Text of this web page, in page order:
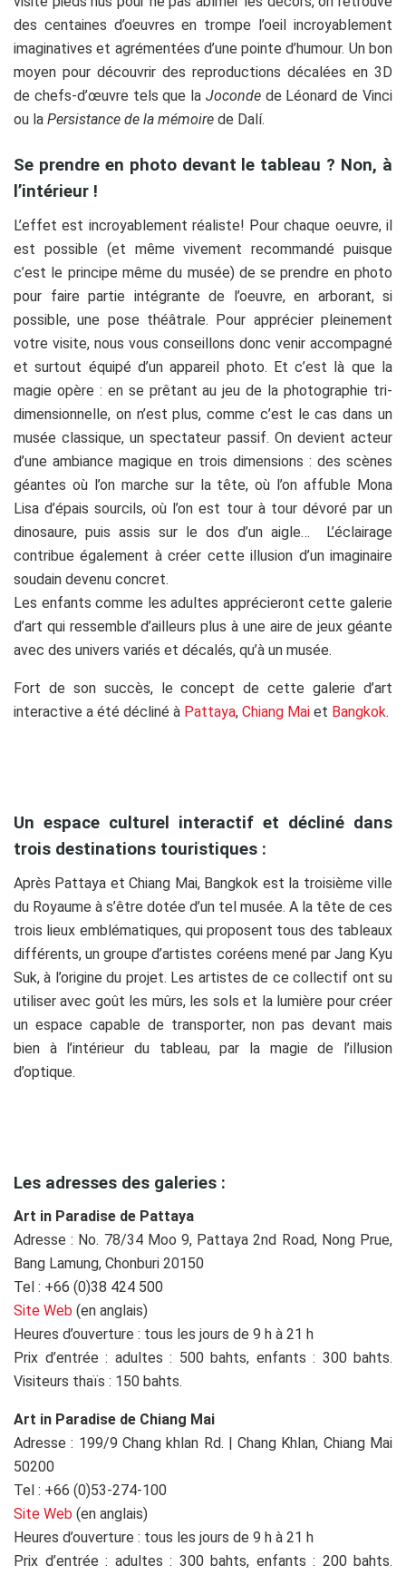
des centaines d’oeuvres en trompe l’oeil incroyablement
imaginatives et agrémentées d’une pointe d’humour. Un bon
moyen pour découvrir des reproductions décalées en 3D
de chefs-d’œuvre tels que la Joconde de Léonard de Vinci
ou la Persistance de la mémoire de Dalí.
Se prendre en photo devant le tableau ? Non, à
l’intérieur !
L’effet est incroyablement réaliste! Pour chaque oeuvre, il
est possible (et même vivement recommandé puisque
c’est le principe même du musée) de se prendre en photo
pour faire partie intégrante de l’oeuvre, en arborant, si
possible, une pose théâtrale. Pour apprécier pleinement
votre visite, nous vous conseillons donc venir accompagné
et surtout équipé d’un appareil photo. Et c’est là que la
magie opère : en se prêtant au jeu de la photographie tri-
dimensionnelle, on n’est plus, comme c’est le cas dans un
musée classique, un spectateur passif. On devient acteur
d’une ambiance magique en trois dimensions : des scènes
géantes où l’on marche sur la tête, où l’on affuble Mona
Lisa d’épais sourcils, où l’on est tour à tour dévoré par un
dinosaure, puis assis sur le dos d’un aigle… L’éclairage
contribue également à créer cette illusion d’un imaginaire
soudain devenu concret.
Les enfants comme les adultes apprécieront cette galerie
d’art qui ressemble d’ailleurs plus à une aire de jeux géante
avec des univers variés et décalés, qu’à un musée.
Fort de son succès, le concept de cette galerie d’art
interactive a été décliné à Pattaya, Chiang Mai et Bangkok.
Un espace culturel interactif et décliné dans
trois destinations touristiques :
Après Pattaya et Chiang Mai, Bangkok est la troisième ville
du Royaume à s’être dotée d’un tel musée. A la tête de ces
trois lieux emblématiques, qui proposent tous des tableaux
différents, un groupe d’artistes coréens mené par Jang Kyu
Suk, à l’origine du projet. Les artistes de ce collectif ont su
utiliser avec goût les mûrs, les sols et la lumière pour créer
un espace capable de transporter, non pas devant mais
bien à l’intérieur du tableau, par la magie de l’illusion
d’optique.
Les adresses des galeries :
Art in Paradise de Pattaya
Adresse : No. 78/34 Moo 9, Pattaya 2nd Road, Nong Prue,
Bang Lamung, Chonburi 20150
Tel : +66 (0)38 424 500
Site Web (en anglais)
Heures d’ouverture : tous les jours de 9 h à 21 h
Prix d’entrée : adultes : 500 bahts, enfants : 300 bahts.
Visiteurs thaïs : 150 bahts.
Art in Paradise de Chiang Mai
Adresse : 199/9 Chang khlan Rd. | Chang Khlan, Chiang Mai
50200
Tel : +66 (0)53-274-100
Site Web (en anglais)
Heures d’ouverture : tous les jours de 9 h à 21 h
Prix d’entrée : adultes : 300 bahts, enfants : 200 bahts.